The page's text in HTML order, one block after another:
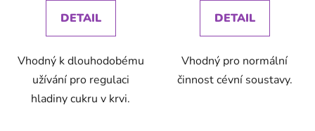
DETAIL
Vhodný k dlouhodobému
užívání pro regulaci
hladiny cukru v krvi.
DETAIL
Vhodný pro normální
činnost cévní soustavy.